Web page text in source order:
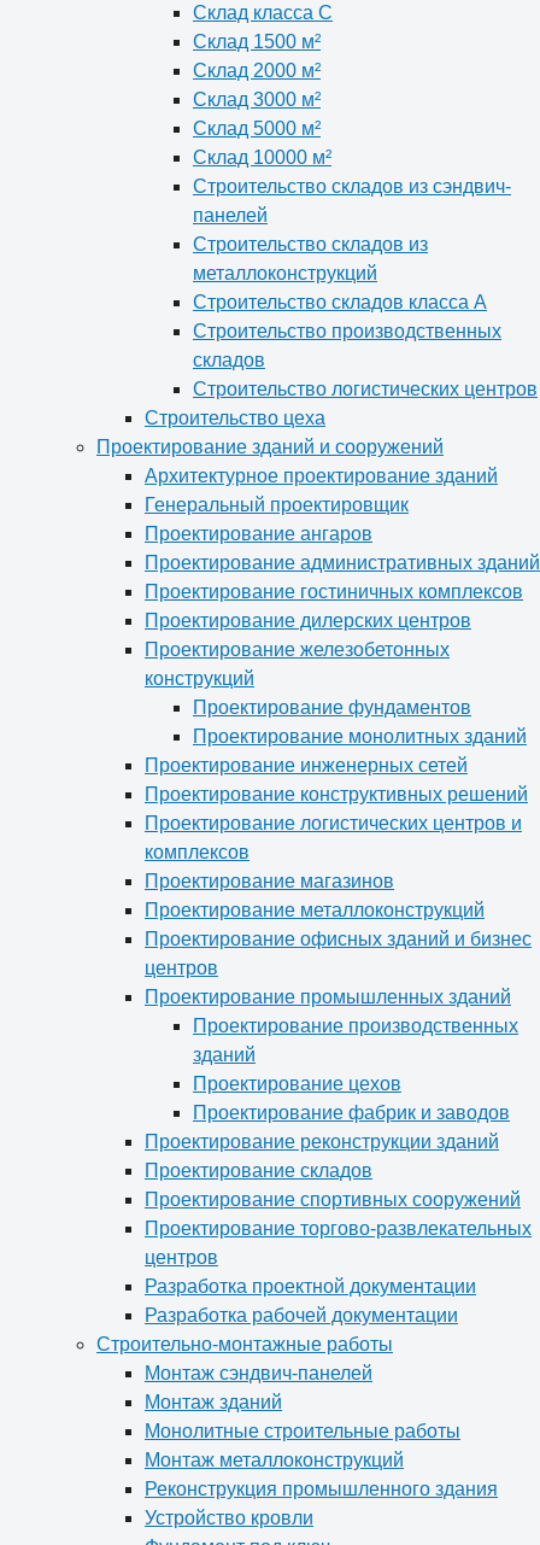
Склад класса С
Склад 1500 м²
Склад 2000 м²
Склад 3000 м²
Склад 5000 м²
Склад 10000 м²
Строительство складов из сэндвич-
панелей
Строительство складов из
металлоконструкций
Строительство складов класса А
Строительство производственных
складов
Строительство логистических центров
Строительство цеха
Проектирование зданий и сооружений
Архитектурное проектирование зданий
Генеральный проектировщик
Проектирование ангаров
Проектирование административных зданий
Проектирование гостиничных комплексов
Проектирование дилерских центров
Проектирование железобетонных
конструкций
Проектирование фундаментов
Проектирование монолитных зданий
Проектирование инженерных сетей
Проектирование конструктивных решений
Проектирование логистических центров и
комплексов
Проектирование магазинов
Проектирование металлоконструкций
Проектирование офисных зданий и бизнес
центров
Проектирование промышленных зданий
Проектирование производственных
зданий
Проектирование цехов
Проектирование фабрик и заводов
Проектирование реконструкции зданий
Проектирование складов
Проектирование спортивных сооружений
Проектирование торгово-развлекательных
центров
Разработка проектной документации
Разработка рабочей документации
Строительно-монтажные работы
Монтаж сэндвич-панелей
Монтаж зданий
Монолитные строительные работы
Монтаж металлоконструкций
Реконструкция промышленного здания
Устройство кровли